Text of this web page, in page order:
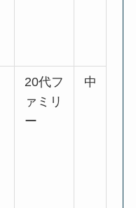
20代フ
ァミリ
ー
中